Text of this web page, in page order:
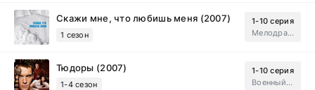
Скажи мне, что любишь меня (2007)
1 сезон
1-10 серия
Мелодрама, Драма
Тюдоры (2007)
1-4 сезон
1-10 серия
Военный, Исторический, Зарубежный, Мелодрама, Драма